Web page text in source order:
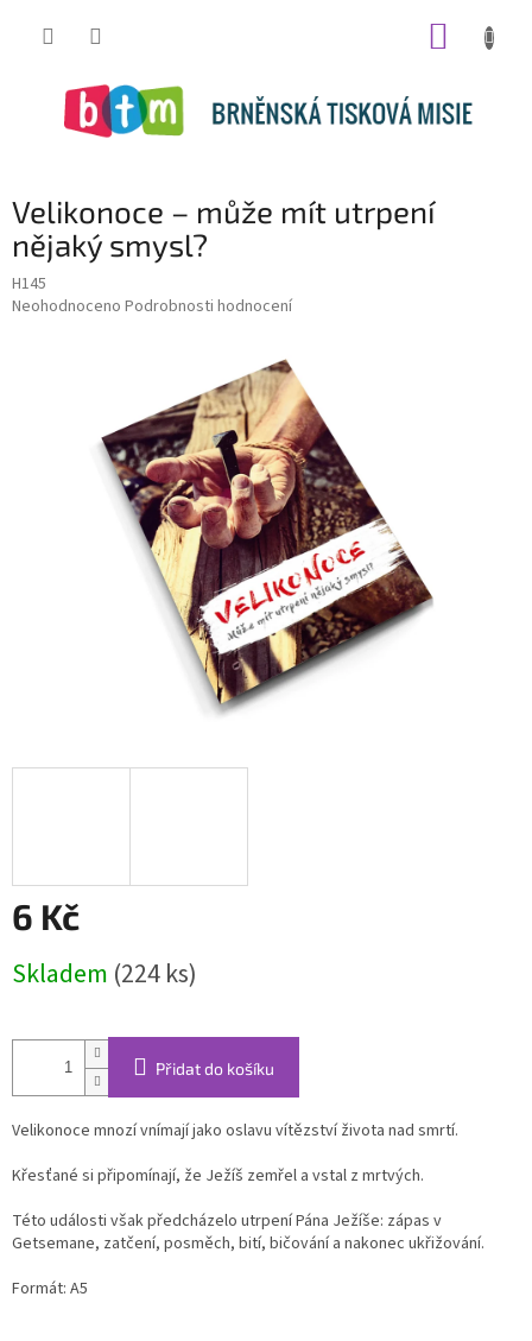
Velikonoce – může mít utrpení
nějaký smysl?
H145
Průměrné
Neohodnoceno Podrobnosti hodnocení
6 Kč
cena:
Skladem (224 ks)
Přidat do košíku
Velikonoce mnozí vnímají jako oslavu vítězství života nad smrtí.
Křesťané si připomínají, že Ježíš zemřel a vstal z mrtvých.
Této události však předcházelo utrpení Pána Ježíše: zápas v
Getsemane, zatčení, posměch, bití, bičování a nakonec ukřižování.
Formát: A5